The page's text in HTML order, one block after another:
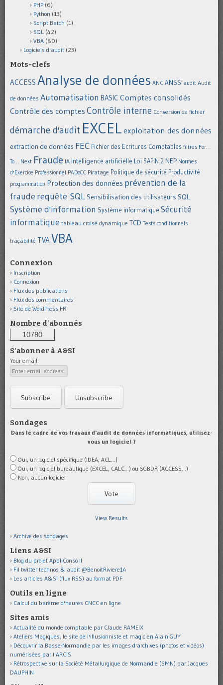
PHP (6)
Python (13)
Script Batch (1)
SQL (42)
VBA (80)
Logiciels d'audit (23)
Mots-clefs
ACCESS Analyse de données ANC ANSSI audit Audit
de données Automatisation BASIC Comptes consolidés
Contrôle des comptes Contrôle interne Conversion de fichier
démarche d'audit EXCEL exploitation des données
extraction de données FEC Fichier des Ecritures Comptables filtres For...
To... Next Fraude IA Intelligence artificielle Loi SAPIN 2 NEP Normes
d'Exercice Professionnel PADoCC Piratage Politique de sécurité Productivité
programmation Protection des données prévention de la
fraude requête SQL Sensibilisation des utilisateurs SQL
Système d'information Système informatique Sécurité
informatique tableau croisé dynamique TCD Tests conditionnels
traçabilité TVAVBA
Connexion
Inscription
Connexion
Flux des publications
Flux des commentaires
Site de WordPress-FR
Nombre d'abonnés
10780
S'abonner à A&SI
Your email:
Sondages
Dans le cadre de vos travaux d'audit de données informatiques, utilisez-
vous un logiciel ?
Oui, un logiciel spécifique (IDEA, ACL...)
Oui, un logiciel bureautique (EXCEL, CALC...) ou SGBDR (ACCESS...)
Non, aucun logiciel
View Results
Archive des sondages
Liens A&SI
Blog du projet AppliConso II
Fil twitter technos & audit @BenoitRiviere14
Les articles A&SI (flux RSS) au format PDF
Outils en ligne
Calcul du barème d'heures CNCC en ligne
Sites amis
Actualité du monde comptable par Claude RAMEIX
Ateliers Magiques, le site de l'illusionniste et magicien Alain GUY
Découvrir la Basse-Normandie par les images d'archives (photos et vidéos)
numérisées par l'ARCIS
Rétrospective sur la Société Métallurgique de Normandie (SMN) par Jacques
DAUPHIN